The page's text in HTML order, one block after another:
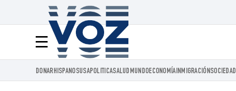
Menú
Voz.us
DONARHISPANOSUSAPOLITICASALUD MUNDOECONOMÍAINMIGRACIÓNSOCIEDAD